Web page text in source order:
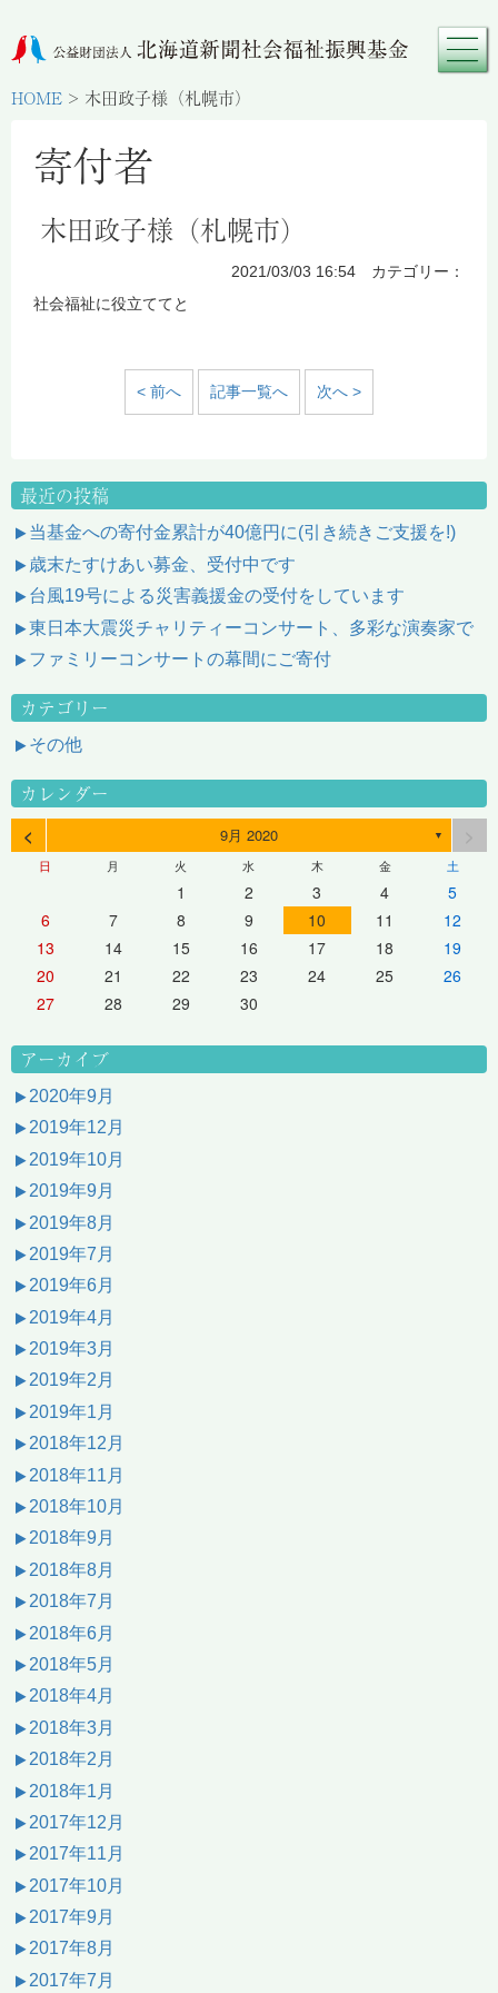
HOME > 木田政子様（札幌市）
寄付者
木田政子様（札幌市）
2021/03/03 16:54 カテゴリー：
社会福祉に役立ててと
< 前へ 記事一覧へ 次へ >
最近の投稿
当基金への寄付金累計が40億円に(引き続きご支援を!)
歳末たすけあい募金、受付中です
台風19号による災害義援金の受付をしています
東日本大震災チャリティーコンサート、多彩な演奏家で
ファミリーコンサートの幕間にご寄付
カテゴリー
その他
カレンダー
< 9月 2020 ▼
日 月 火 水 木 金 土
1 2 3 4
5
6
7 8 9 10 11
12
13
14 15 16 17 18
19
20
21 22 23 24 25
26
27
28 29 30
アーカイブ
2020年9月
2019年12月
2019年10月
2019年9月
2019年8月
2019年7月
2019年6月
2019年4月
2019年3月
2019年2月
2019年1月
2018年12月
2018年11月
2018年10月
2018年9月
2018年8月
2018年7月
2018年6月
2018年5月
2018年4月
2018年3月
2018年2月
2018年1月
2017年12月
2017年11月
2017年10月
2017年9月
2017年8月
2017年7月